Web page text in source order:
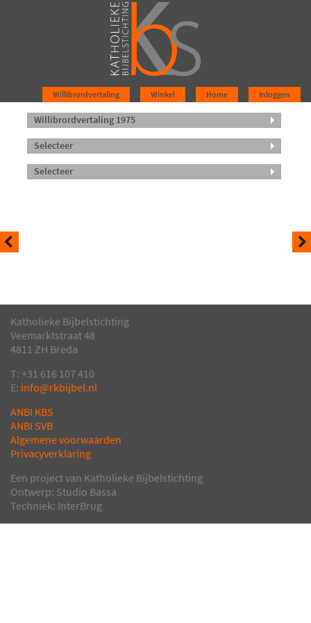
Inloggen
Home
Winkel
Willibrordvertaling
Willibrordvertaling 1975
Selecteer
Selecteer
Katholieke Bijbelstichting
Veemarktstraat 48
4811 ZH Breda
T: +31 616 107 410
E: info@rkbijbel.nl
ANBI KBS
ANBI SVB
Algemene voorwaarden
Privacyverklaring
Een project van Katholieke Bijbelstichting
Ontwerp: Studio Bassa
Techniek: InterBrug